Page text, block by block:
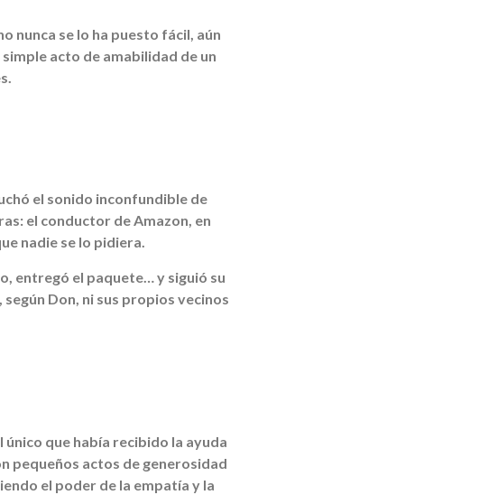
nunca se lo ha puesto fácil, aún
acto de amabilidad de un
el sonido inconfundible de
el conductor de Amazon, en
nadie se lo pidiera.
entregó el paquete… y siguió su
Don, ni sus propios vecinos
que había recibido la ayuda
pequeños actos de generosidad
el poder de la empatía y la